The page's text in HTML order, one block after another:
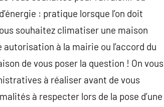
: pratique lorsque l’on doit
souhaitez climatiser une maison
à la mairie ou l’accord du
de vous poser la question ! On vous
à réaliser avant de vous
à respecter lors de la pose d’une